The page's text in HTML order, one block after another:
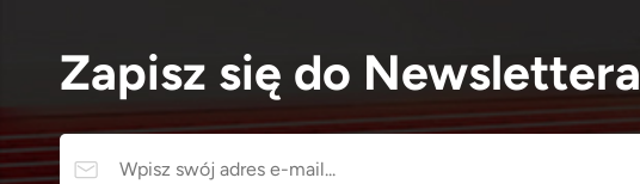
Zapisz się do Newslettera